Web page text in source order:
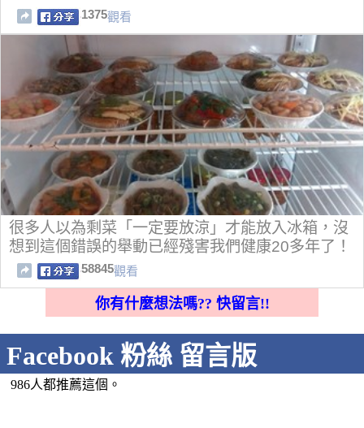
1375觀看
很多人以為剩菜「一定要放涼」才能放入冰箱，沒
想到這個錯誤的舉動已經殘害我們健康20多年了！
58845觀看
你有什麼想法嗎?? 快留言!!
Facebook 粉絲 留言版
986人都推薦這個。